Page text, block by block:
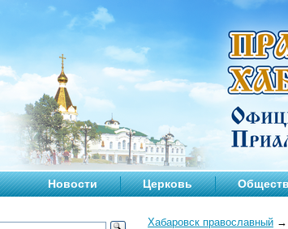
Новости Церковь
Хабаровск православный →